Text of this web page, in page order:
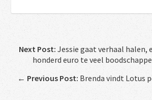
Next Post: Jessie gaat verhaal halen,
honderd euro te veel
← Previous Post: Brenda vindt Lotus